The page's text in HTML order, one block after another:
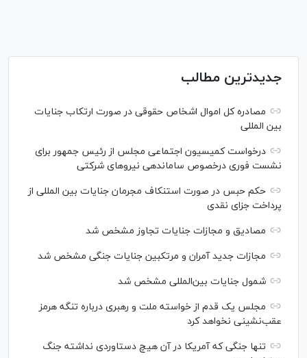
جدیدترین مطالب
مصادره کل اموال اشخاص حقوقی در صورت ارتکاب جنایات
بین المللی
درخواست کمیسیون اجتماعی مجلس از رئیس جمهور برای
نشست فوری درخصوص ساماندهی نیرو‌های شرکتی
حکم حبس در صورت استنکاف مجرمان جنایات بین المللی از
پرداخت جزای نقدی
مصادیق و مجازات جنایات تجاوز مشخص شد
مجازات جدید آمران و مرتکبین جنایات جنگی مشخص شد
شمول جنایات بین‌المللی مشخص شد
مجلس یک قدم از خواسته ملت و رهبری درباره تنگه هرمز
عقب‌نشینی نخواهد کرد
تنها جنگی که آمریکا در آن هیچ دستاوردی نداشته جنگ